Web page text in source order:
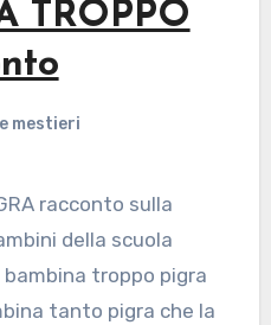
TROPPO
mestieri
della scuola
troppo pigra
tanto pigra che la